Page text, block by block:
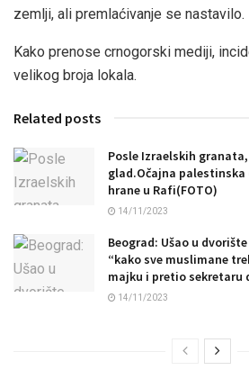
zemlji, ali premlaćivanje se nastavilo.
Kako prenose crnogorski mediji,
velikog broja lokala.
Related posts
Posle Izraelskih
glad.Očajna palestinska
hrane u Rafi(FOTO)
14/11/2023
Beograd: Ušao u
“kako sve muslimane
majku i pretio sekretaru
14/11/2023